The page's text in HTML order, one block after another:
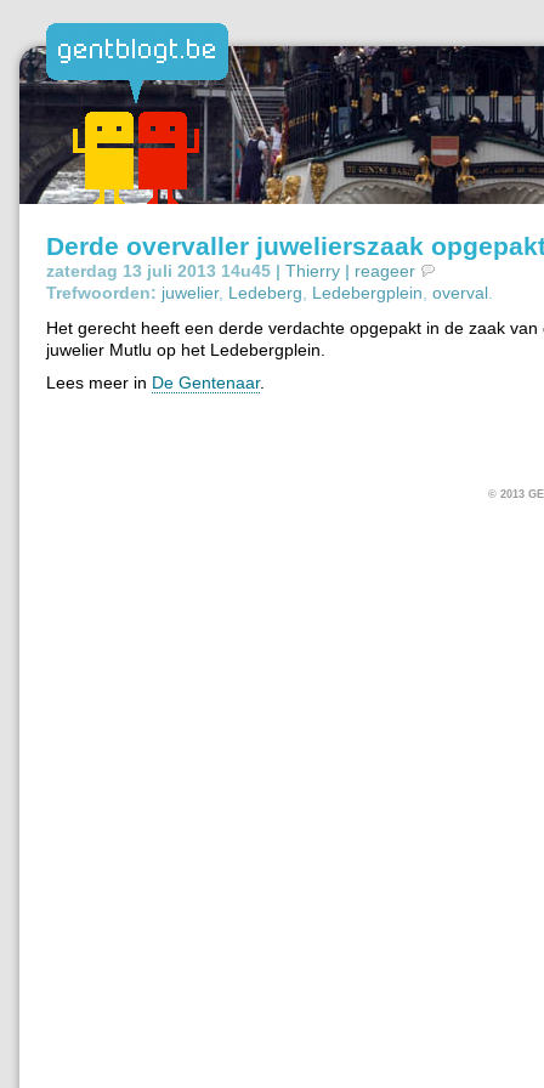
Derde overvaller juwelierszaak
zaterdag 13 juli 2013 14u45 | Thierry | reageer
Trefwoorden: juwelier, Ledeberg Ledebergplein overval
Het gerecht heeft een derde verdachte opgepakt in de zaak van
juwelier Mutlu op het Ledebergplein.
Lees meer in De Gentenaar.
© 2013